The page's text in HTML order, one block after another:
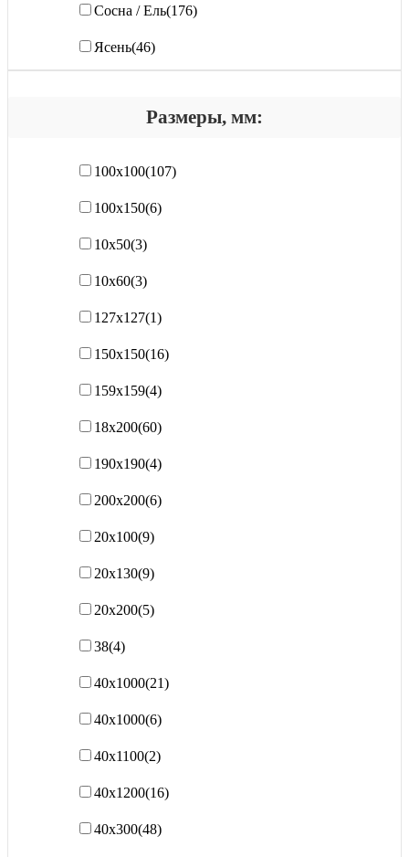
Сосна / Ель(176)
Ясень(46)
Размеры, мм:
100х100(107)
100х150(6)
10х50(3)
10х60(3)
127x127(1)
150х150(16)
159x159(4)
18х200(60)
190x190(4)
200х200(6)
20х100(9)
20х130(9)
20х200(5)
38(4)
40x1000(21)
40х1000(6)
40х1100(2)
40х1200(16)
40х300(48)